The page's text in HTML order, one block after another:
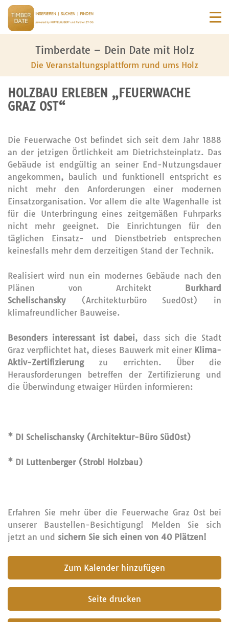
Timberdate – Dein Date mit Holz
Die Veranstaltungsplattform rund ums Holz
HOLZBAU ERLEBEN „FEUERWACHE
GRAZ OST“
Die Feuerwache Ost befindet sich seit dem Jahr 1888
an der jetzigen Örtlichkeit am Dietrichsteinplatz. Das
Gebäude ist endgültig an seiner End-Nutzungsdauer
angekommen, baulich und funktionell entspricht es
nicht mehr den Anforderungen einer modernen
Einsatzorganisation. Vor allem die alte Wagenhalle ist
für die Unterbringung eines zeitgemäßen Fuhrparks
nicht mehr geeignet. Die Einrichtungen für den
täglichen Einsatz- und Dienstbetrieb entsprechen
keinesfalls mehr dem derzeitigen Stand der Technik.
Realisiert wird nun ein modernes Gebäude nach den
Plänen von Architekt Burkhard
Schelischansky(Architekturbüro SuedOst) in
klimafreundlicher Bauweise.
Besonders interessant ist dabei, dass sich die Stadt
Graz verpflichtet hat, dieses Bauwerk mit einer Klima-
Aktiv-Zertifizierungzu errichten. Über die
Herausforderungen betreffen der Zertifizierung und
die Überwindung etwaiger Hürden informieren:
* DI Schelischansky (Architektur-Büro SüdOst)
* DI Luttenberger (Strobl Holzbau)
Erfahren Sie mehr über die Feuerwache Graz Ost bei
unserer Baustellen-Besichtigung! Melden Sie sich
jetzt an und sichern Sie sich einen von 40 Plätzen!
Seite drucken